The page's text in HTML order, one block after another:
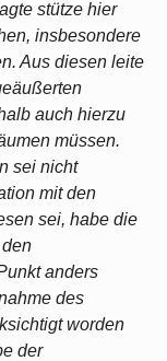
stütze hier
insbesondere
Aus diesen leite
auch hierzu
müssen.
sei nicht
mit den
sei, habe die
anders
des
worden
der